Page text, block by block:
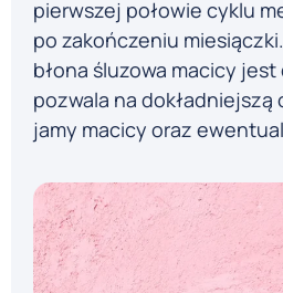
pierwszej połowie cyklu
po zakończeniu
błona śluzowa macicy
pozwala na
jamy macicy oraz